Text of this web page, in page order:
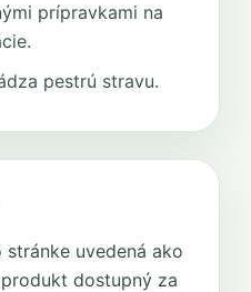
prípravkami na
pestrú stravu.
stránke uvedená ako
dostupný za